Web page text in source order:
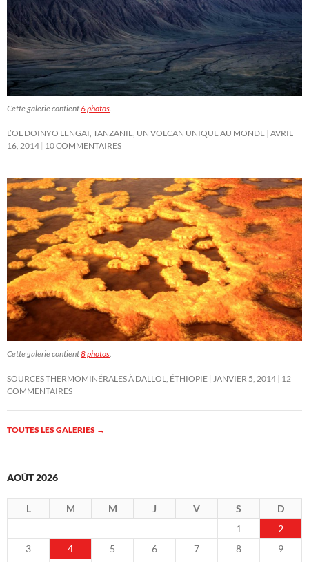
Cette galerie contient6 photos.
L’OL DOINYO LENGAI, TANZANIE, UN VOLCAN UNIQUE AU MONDE AVRIL
16, 2014 10 COMMENTAIRES
Cette galerie contient8 photos.
SOURCES THERMOMINÉRALES À DALLOL, ÉTHIOPIE JANVIER 5, 2014 12
COMMENTAIRES
TOUTES LES GALERIES →
AOÛT 2026
L M M J V S
D
1
2
3
4 5 6 7 8
9